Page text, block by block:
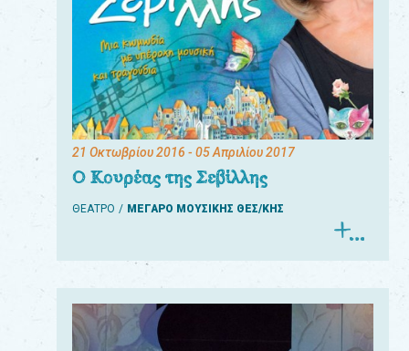
21 Οκτωβρίου 2016 - 05 Απριλίου 2017
Ο Κουρέας της Σεβίλλης
ΘΕΑΤΡΟ ΜΕΓΑΡΟ ΜΟΥΣΙΚΗΣ ΘΕΣ/ΚΗΣ